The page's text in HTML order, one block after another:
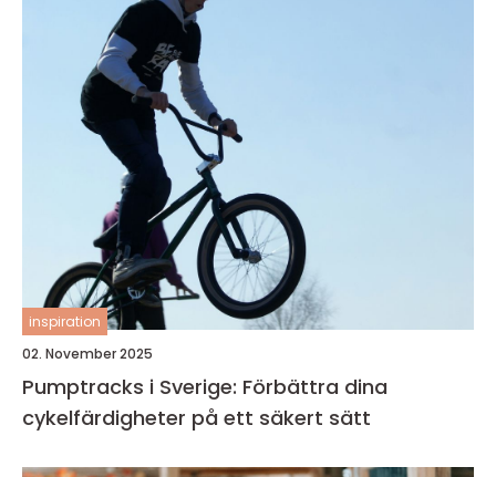
inspiration
02. November 2025
Pumptracks i Sverige: Förbättra dina
cykelfärdigheter på ett säkert sätt